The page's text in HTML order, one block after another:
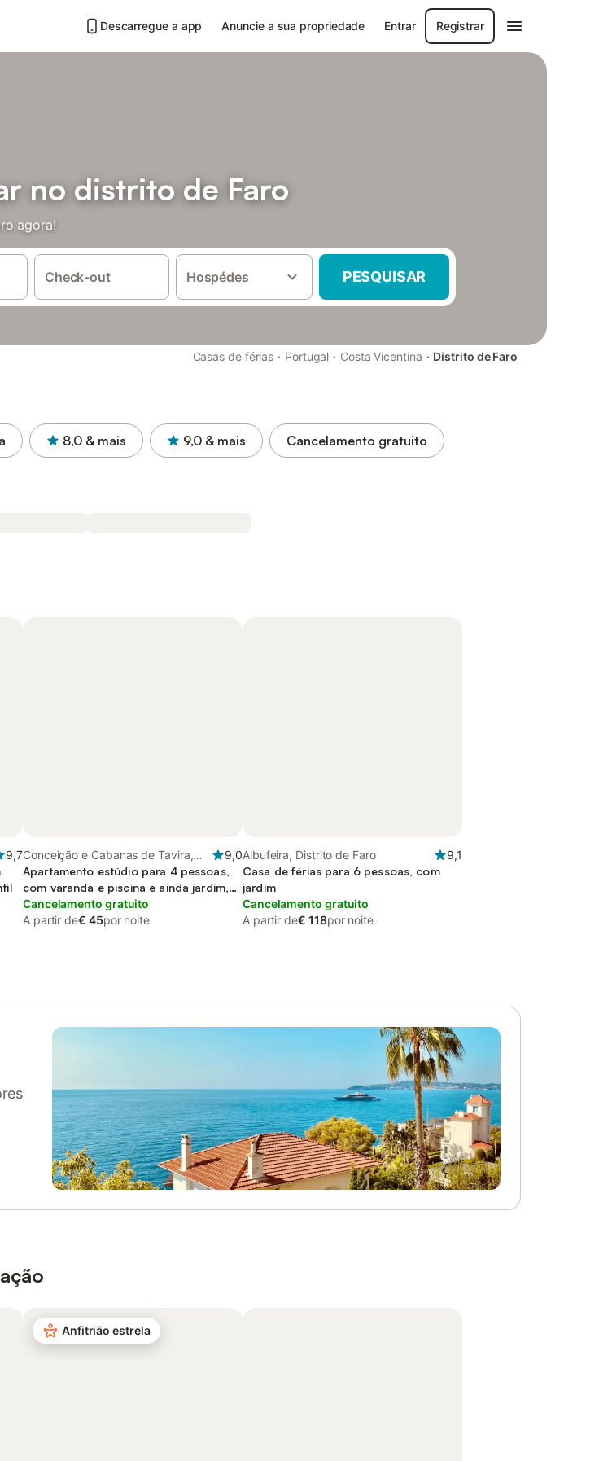
Descarregue a app Anuncie a sua propriedade Entrar Registrar
no distrito de Faro
agora!
Check-out Hospédes PESQUISAR
Casas de férias · Portugal · Costa Vicentina · Distrito de Faro
8,0 & mais 9,0 & mais Cancelamento gratuito
9,7Conceição e Cabanas de Tavira,
Ria Formosa
9,0
Apartamento estúdio para 4 pessoas,
com varanda e piscina e ainda jardim,
adaptado a crianças
Cancelamento gratuito
A partir de€ 45por noite
Albufeira, Distrito de Faro
9,1
Casa de férias para 6 pessoas, com
jardim
Cancelamento gratuito
A partir de€ 118por noite
Anfitrião estrela